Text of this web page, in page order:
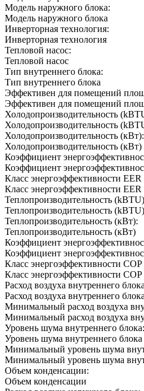
Модель наружного блока:
Модель наружного блока
Инверторная технология:
Инверторная технология
Тепловой насос:
Тепловой насос
Тип внутреннего блока:
Тип внутреннего блока
Эффективен для помещений
Эффективен для помещений
Холодопроизводительность
Холодопроизводительность
Холодопроизводительность (кВт):
Холодопроизводительность (кВт)
Коэффициент
Коэффициент
Класс энергоэффективности
Класс энергоэффективности
Теплопроизводительность
Теплопроизводительность (kBTU)
Теплопроизводительность (кВт):
Теплопроизводительность (кВт)
Коэффициент
Коэффициент
Класс энергоэффективности COP
Класс энергоэффективности COP
Расход воздуха внутреннего
Расход воздуха внутреннего блока
Минимальный расход воздуха
Минимальный расход воздуха
Уровень шума внутреннего блока:
Уровень шума внутреннего блока
Минимальный уровень шума
Минимальный уровень шума
Объем конденсации:
Объем конденсации